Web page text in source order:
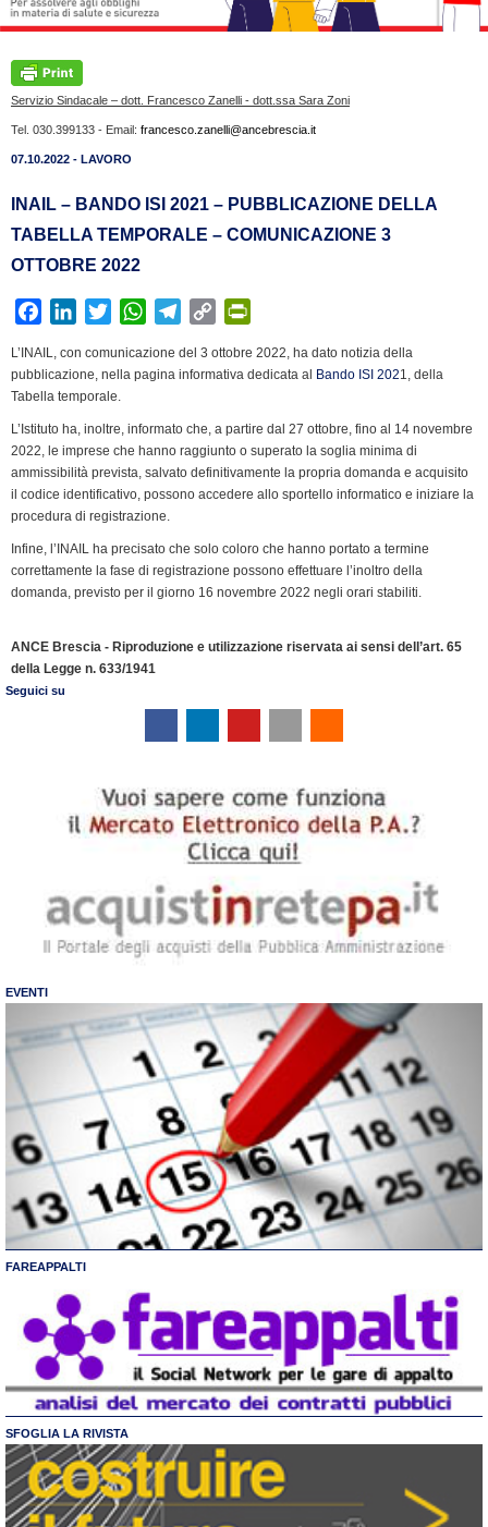
Servizio Sindacale – dott. Francesco Zanelli - dott.ssa Sara Zoni
Tel. 030.399133 - Email: francesco.zanelli@ancebrescia.it
07.10.2022 - LAVORO
INAIL – BANDO ISI 2021 – PUBBLICAZIONE DELLA
TABELLA TEMPORALE – COMUNICAZIONE 3
OTTOBRE 2022
c
e
o
o
k
n
k
d
I
n
i
t
e
r
W
a
p
p
l
a
m
C
p
n
k
i
r
i
n
d
l
L’INAIL, con comunicazione del 3 ottobre 2022, ha dato notizia della
pubblicazione, nella pagina informativa dedicata al Bando ISI 2021, della
Tabella temporale.
L’Istituto ha, inoltre, informato che, a partire dal 27 ottobre, fino al 14 novembre
2022, le imprese che hanno raggiunto o superato la soglia minima di
ammissibilità prevista, salvato definitivamente la propria domanda e acquisito
il codice identificativo, possono accedere allo sportello informatico e iniziare la
procedura di registrazione.
Infine, l’INAIL ha precisato che solo coloro che hanno portato a termine
correttamente la fase di registrazione possono effettuare l’inoltro della
domanda, previsto per il giorno 16 novembre 2022 negli orari stabiliti.
ANCE Brescia - Riproduzione e utilizzazione riservata ai sensi dell’art. 65
della Legge n. 633/1941
Seguici su
EVENTI
FAREAPPALTI
SFOGLIA LA RIVISTA